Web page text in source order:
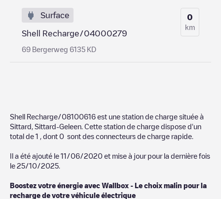
Surface
Shell Recharge/04000279
69 Bergerweg 6135 KD
0
km
Shell Recharge/08100616 est une station de charge située à
Sittard Sittard-Geleen . Cette station de charge dispose d'un
total de 1 , dont 0 sont des connecteurs de charge rapide.
Il a été ajouté le 11/06/2020 et mise à jour pour la dernière fois
le 25/10/2025
Boostez votre énergie avec Wallbox - Le choix malin pour la
recharge de votre véhicule électrique